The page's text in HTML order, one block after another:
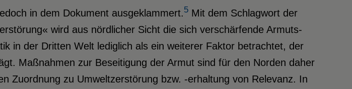
in dem Dokument ausgeklammert.5Mit dem Schlagwort der
wird aus nördlicher Sicht die sich verschärfende Armuts-
in der Dritten Welt lediglich als ein weiterer Faktor betrachtet, der
Maßnahmen zur Beseitigung der Armut sind für den Norden daher
Zuordnung zu Umweltzerstörung bzw. -erhaltung von Relevanz. In